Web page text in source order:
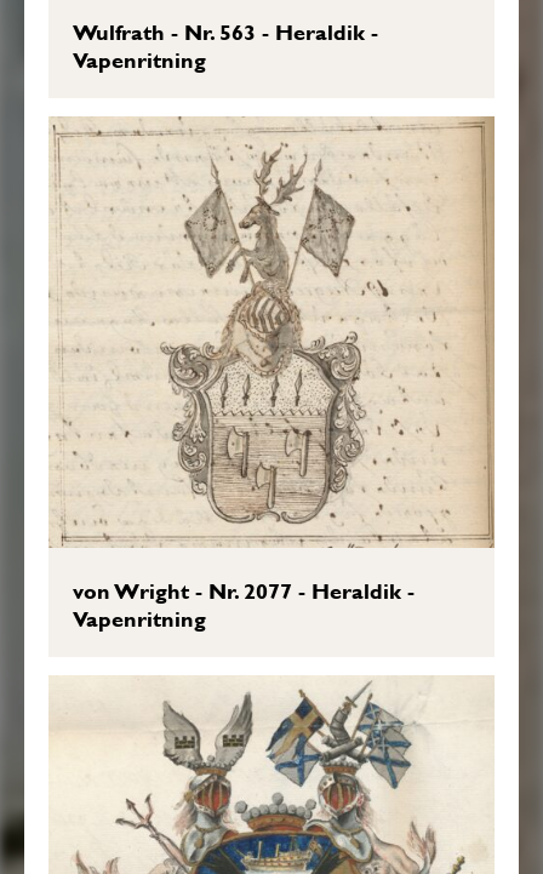
Wulfrath - Nr. 563 - Heraldik -
Vapenritning
von Wright - Nr. 2077 - Heraldik -
Vapenritning